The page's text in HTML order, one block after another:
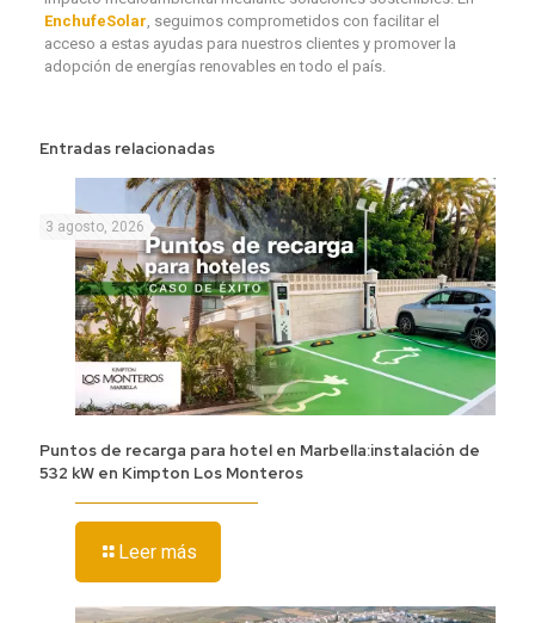
EnchufeSolar , seguimos comprometidos con facilitar el
acceso a estas ayudas para nuestros clientes y promover la
adopción de energías renovables en todo el país.
Entradas relacionadas
3 agosto, 2026
Puntos de recarga para hotel en Marbella:instalación de
532 kW en Kimpton Los Monteros
Leer más